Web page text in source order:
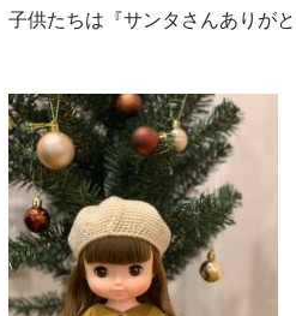
子供たちは『サンタさんありが